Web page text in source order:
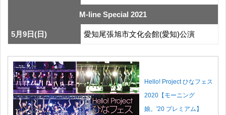
M-line Special 2021
5月9日(日) 愛知尾張旭市文化会館(愛知)公演
Hello! Project ひなフェス
2020【モーニング
娘。'20 プレミアム】